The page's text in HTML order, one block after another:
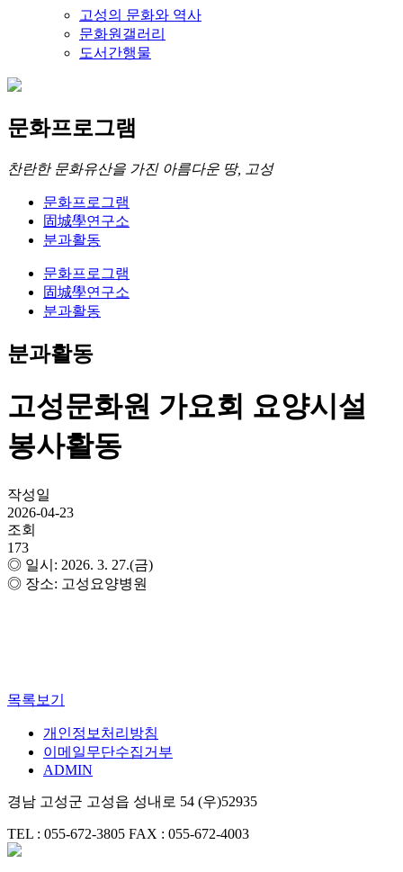
고성의 문화와 역사
문화원갤러리
도서간행물
문화프로그램
찬란한 문화유산을 가진 아름다운 땅, 고성
문화프로그램
固城學연구소
분과활동
문화프로그램
固城學연구소
분과활동
분과활동
고성문화원 가요회 요양시설
봉사활동
작성일
2026-04-23
조회
173
◎ 일시: 2026. 3. 27.(금)
◎ 장소: 고성요양병원
목록보기
개인정보처리방침
이메일무단수집거부
ADMIN
경남 고성군 고성읍 성내로 54 (우)52935
TEL : 055-672-3805 FAX : 055-672-4003